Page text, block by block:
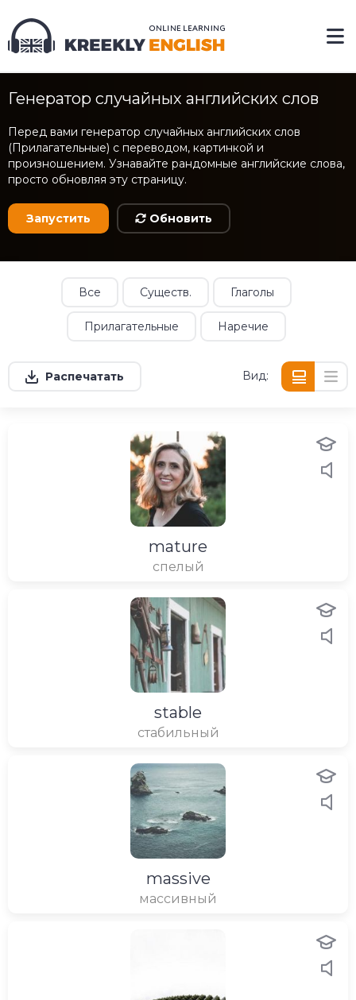
Генератор случайных английских слов
Перед вами генератор случайных английских слов
(Прилагательные) с переводом, картинкой и
произношением. Узнавайте рандомные английские слова,
просто обновляя эту страницу.
Запустить Обновить
Все Существ. Глаголы
Прилагательные Наречие
Распечатать Вид:
mature
спелый
stable
стабильный
massive
массивный